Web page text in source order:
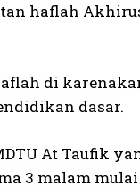
haflah
di
dasar.
At Taufik
3 malam